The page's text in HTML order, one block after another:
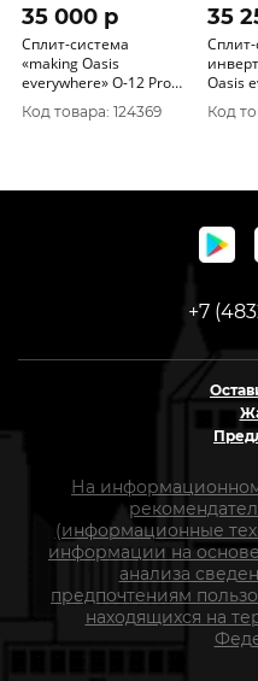
35 000 p
Сплит-система
«making Оasis
everywhere» O-12 Pro
(10317120/260324/3052895,
КИТАЙ )
Код товара: 124369
35
Оasis
12I
Код
+7
На
(информационные
информации на
анализа
предпочтениям
находящихся на